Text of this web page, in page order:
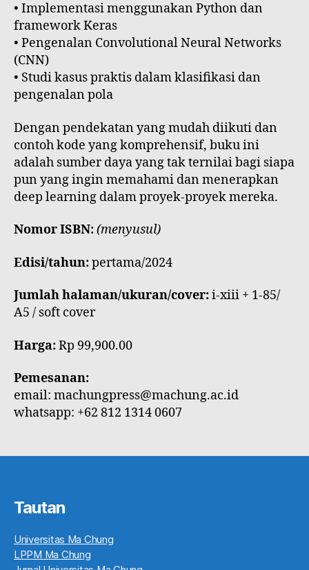
• Implementasi menggunakan Python dan
framework Keras
• Pengenalan Convolutional Neural Networks
(CNN)
• Studi kasus praktis dalam klasifikasi dan
pengenalan pola
Dengan pendekatan yang mudah diikuti dan
contoh kode yang komprehensif, buku ini
adalah sumber daya yang tak ternilai bagi siapa
pun yang ingin memahami dan menerapkan
deep learning dalam proyek-proyek mereka.
Nomor ISBN:(menyusul)
Edisi/tahun:pertama/2024
Jumlah halaman/ukuran/cover:i-xiii + 1-85/
A5 / soft cover
Harga:Rp 99,900.00
Pemesanan:
email: machungpress@machung.ac.id
whatsapp: +62 812 1314 0607
Tautan
Universitas Ma Chung
LPPM Ma Chung